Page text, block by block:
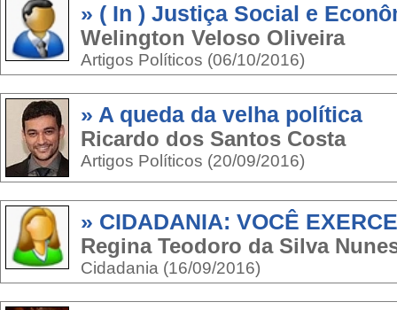
» ( In ) Justiça Social e
Welington Veloso Oliveira
Artigos Políticos (06/10/2016)
» A queda da velha política
Ricardo dos Santos Costa
Artigos Políticos (20/09/2016)
» CIDADANIA: VOCÊ
Regina Teodoro da Silva
Cidadania (16/09/2016)